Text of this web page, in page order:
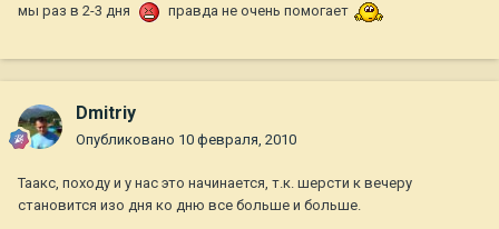
мы раз в 2-3 дня правда не очень помогает
Dmitriy
Опубликовано 10 февраля, 2010
Таакс, походу и у нас это начинается, т.к. шерсти к вечеру
становится изо дня ко дню все больше и больше.